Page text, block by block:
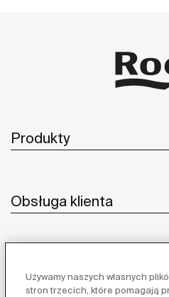
Produkty
Obsługa klienta
Używamy naszych własnych
stron trzecich, które pomagają